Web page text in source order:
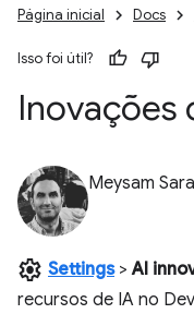
Página inicial Docs
Isso foi útil?
Inovações
Meysam
settings Settings>AI
recursos de IA no